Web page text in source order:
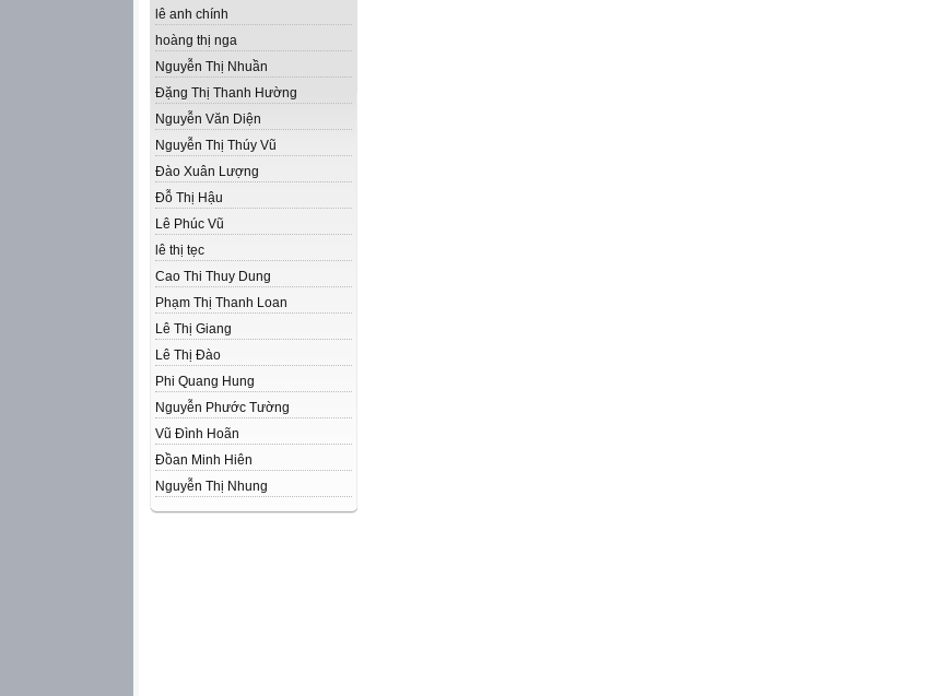
lê anh chính
hoàng thị nga
Nguyễn Thị Nhuần
Đặng Thị Thanh Hường
Nguyễn Văn Diện
Nguyễn Thị Thúy Vũ
Đào Xuân Lượng
Đỗ Thị Hậu
Lê Phúc Vũ
lê thị tẹc
Cao Thi Thuy Dung
Phạm Thị Thanh Loan
Lê Thị Giang
Lê Thị Đào
Phi Quang Hung
Nguyễn Phước Tường
Vũ Đình Hoãn
Đồan Minh Hiên
Nguyễn Thị Nhung